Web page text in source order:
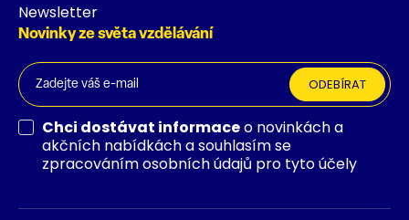
Newsletter
Novinky ze světa vzdělávání
ODEBÍRAT
Chci dostávat informaceo novinkách a
akčních nabídkách a souhlasím se
zpracováním osobních údajů pro tyto účely